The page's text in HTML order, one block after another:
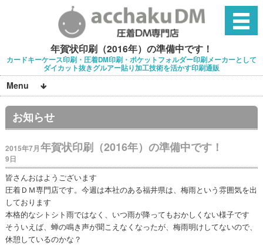
年賀状印刷（2016年）の準備中です！
カードキーケース印刷・圧着DM印刷・ポケットフォルダー印刷メーカーとして
ダイカット抜きグルアー貼り加工技術を活かす印刷通販
Menu
お知らせ
年賀状印刷（2016年）の準備中です！
2015年7月
9日
皆さんおはようございます
圧着ＤＭ専門店です。今週は本社のある福井県は、梅雨という雰囲気を出
しております
本格的なシトシト雨ではなく、いつ雨が降ってもおかしくない様子です
そういえば、蝉の鳴き声が聞こえなくなったが、梅雨明けしてないので、
休憩しているのかな？